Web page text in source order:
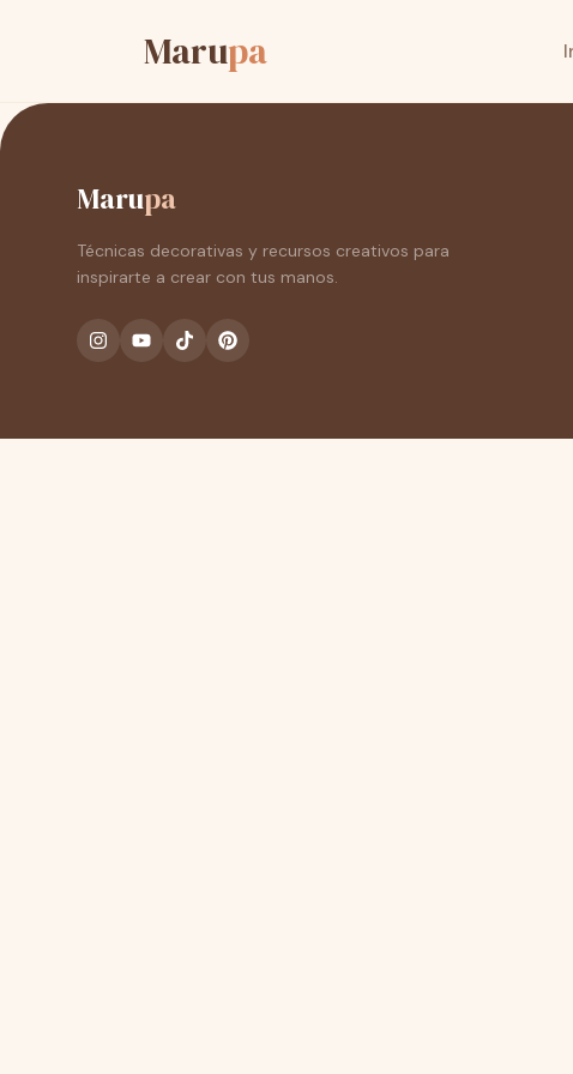
Marupa
Marupa
Técnicas decorativas y recursos creativos para
inspirarte a crear con tus manos.